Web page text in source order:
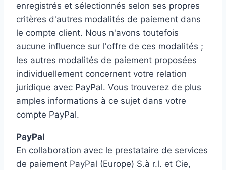
enregistrés et sélectionnés selon ses propres
critères d'autres modalités de paiement dans
le compte client. Nous n'avons toutefois
aucune influence sur l'offre de ces modalités ;
les autres modalités de paiement proposées
individuellement concernent votre relation
juridique avec PayPal. Vous trouverez de plus
amples informations à ce sujet dans votre
compte PayPal.
PayPal
En collaboration avec le prestataire de services
de paiement PayPal (Europe) S.à r.l. et Cie,